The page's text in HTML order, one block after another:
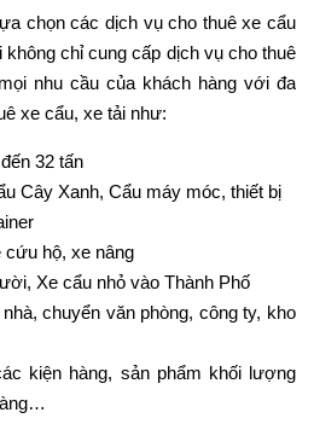
chọn các dịch vụ cho thuê xe cẩu
chỉ cung cấp dịch vụ cho thuê
nhu cầu của khách hàng với đa
xe cẩu, xe tải như:
32 tấn
Cây Xanh, Cẩu máy móc, thiết bị
cứu hộ, xe nâng
Xe cẩu nhỏ vào Thành Phố
chuyển văn phòng, công ty, kho
kiện hàng, sản phẩm khối lượng